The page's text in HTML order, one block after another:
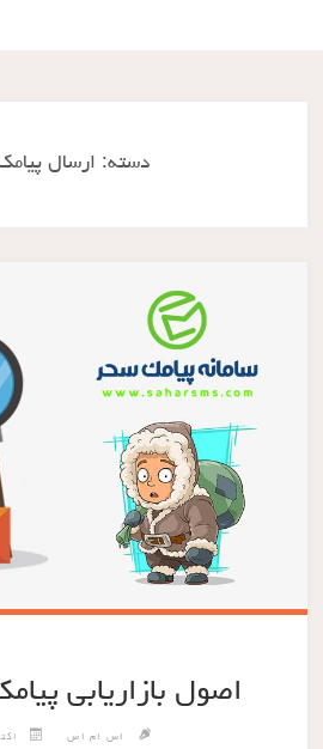
دسته:ارسال پیامک
اصول بازاریابی
اس ام اس اکتبر 13, 2018